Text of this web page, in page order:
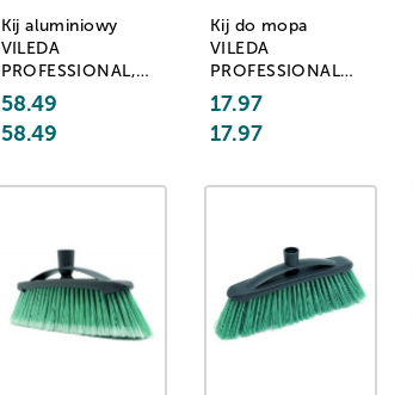
Kij aluminiowy
VILEDA
PROFESSIONAL,
niebieski
58.49
58.49
Kij do mopa
VILEDA
PROFESSIONAL
SuperMop, zestaw
nr 2, srebrny
17.97
17.97